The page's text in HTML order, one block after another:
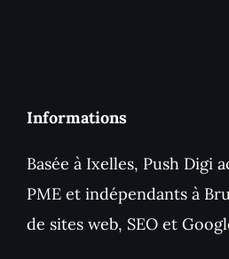
Informations
Basée à Ixelles, Push Digi
PME et indépendants à
de sites web, SEO et